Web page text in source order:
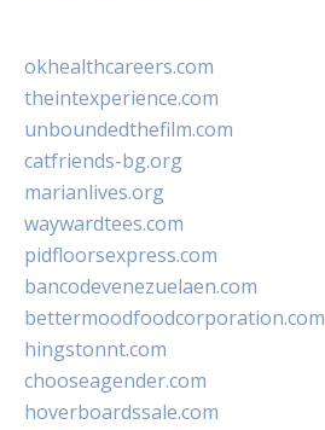
okhealthcareers.com
theintexperience.com
unboundedthefilm.com
catfriends-bg.org
marianlives.org
waywardtees.com
pidfloorsexpress.com
bancodevenezuelaen.com
bettermoodfoodcorporation.com
hingstonnt.com
chooseagender.com
hoverboardssale.com